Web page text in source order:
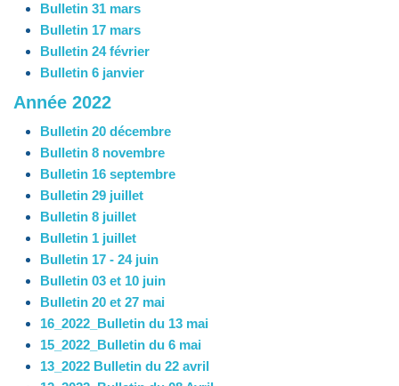
Bulletin 31 mars
Bulletin 17 mars
Bulletin 24 février
Bulletin 6 janvier
Année 2022
Bulletin 20 décembre
Bulletin 8 novembre
Bulletin 16 septembre
Bulletin 29 juillet
Bulletin 8 juillet
Bulletin 1 juillet
Bulletin 17 - 24 juin
Bulletin 03 et 10 juin
Bulletin 20 et 27 mai
16_2022_Bulletin du 13 mai
15_2022_Bulletin du 6 mai
13_2022 Bulletin du 22 avril